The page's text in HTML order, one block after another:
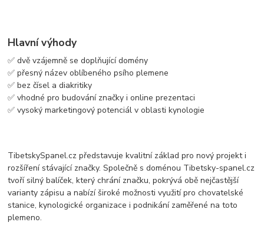
Hlavní výhody
✅ dvě vzájemně se doplňující domény
✅ přesný název oblíbeného psího plemene
✅ bez čísel a diakritiky
✅ vhodné pro budování značky i online prezentaci
✅ vysoký marketingový potenciál v oblasti kynologie
TibetskySpanel.cz představuje kvalitní základ pro nový projekt i
rozšíření stávající značky. Společně s doménou Tibetsky-spanel.cz
tvoří silný balíček, který chrání značku, pokrývá obě nejčastější
varianty zápisu a nabízí široké možnosti využití pro chovatelské
stanice, kynologické organizace i podnikání zaměřené na toto
plemeno.